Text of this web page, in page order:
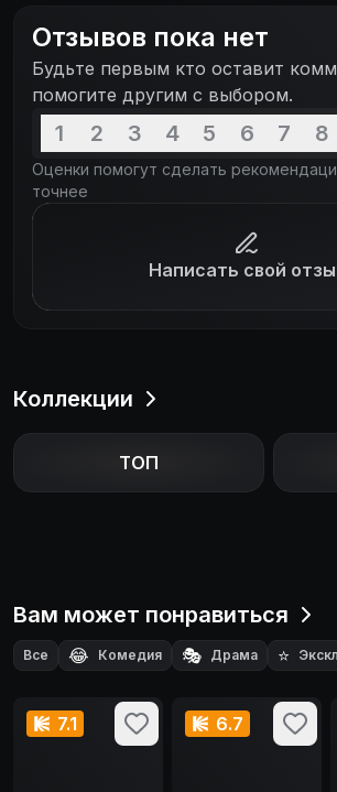
Отзывов пока нет
Будьте первым кто оставит
помогите другим с выбором.
1 2 3 4 5 6 7 8
Оценки помогут сделать
точнее
Написать свой
Коллекции
ТОП
Вам может понравиться
Все 😂 Комедия 🎭 Драма ⭐
7.1 6.7